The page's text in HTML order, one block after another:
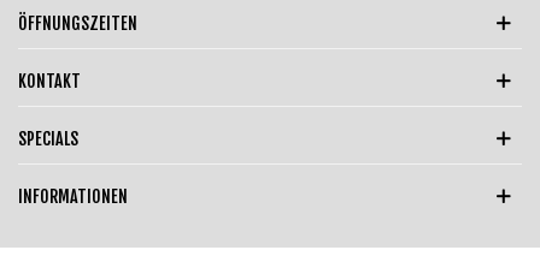
ÖFFNUNGSZEITEN
KONTAKT
SPECIALS
INFORMATIONEN